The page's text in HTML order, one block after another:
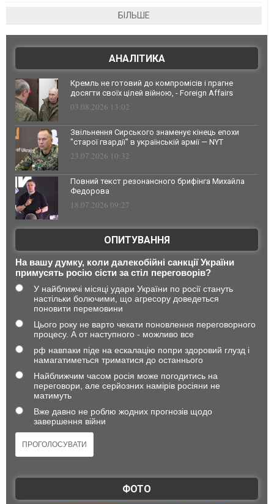
БІЛЬШЕ
АНАЛІТИКА
Кремль не готовий до компромісів і прагне
досягти своїх цілей війною, - Foreign Affairs
03.08.2026 13:02
Звільнення Сирського знаменує кінець епохи
"старої гвардії" в українській армії — NYT
23.07.2026 10:32
Повний текст резонансного брифінга Михайла
Федорова
18.07.2026 09:27
ОПИТУВАННЯ
На вашу думку, коли далекобійні санкції України
примусять росію сісти за стіл переговорів?
У найближчі місяці удари України по росії стануть
настільки болючими, що агресору доведеться
поновити перемовини
Цього року не варто чекати поновлення переговорного
процесу. А от наступного - можливо все
рф навпаки піде на ескалацію попри здоровий глузд і
намагатиметься триматися до останнього
Найближчим часом росія може погодитись на
переговори, але серйозних намірів росіяни не
матимуть
Вже давно не роблю жодних прогнозів щодо
завершення війни
ФОТО